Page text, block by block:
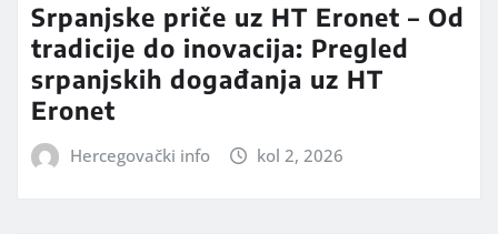
Srpanjske priče uz HT Eronet – Od
tradicije do inovacija: Pregled
srpanjskih događanja uz HT
Eronet
Hercegovački info kol 2, 2026